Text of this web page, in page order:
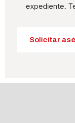
expediente.
Solicitar